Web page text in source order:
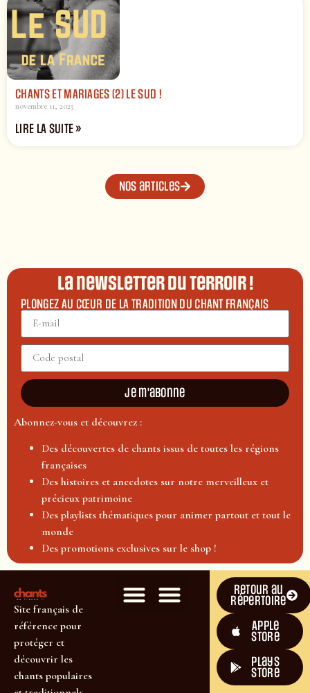
CHANTS ET MARIAGES (2) LE SUD !
novembre 11, 2025
LIRE LA SUITE »
Nos articles
La newsletter du terroir !
PLONGEZ AU CŒUR DE LA TRADITION DU CHANT FRANÇAIS
Je m'abonne
Abonnez-vous et découvrez :
Des découvertes de chants issus de toutes les régions
françaises
Des histoires et anecdotes sur notre merveilleux et
précieux patrimoine
Des playlists thématiques pour animer partout et tout le
monde
Des promotions exclusives sur le shop !
Site français de
référence pour
protéger et
découvrir les
chants populaires
Retour au
répertoire
Apple
Store
plays
store